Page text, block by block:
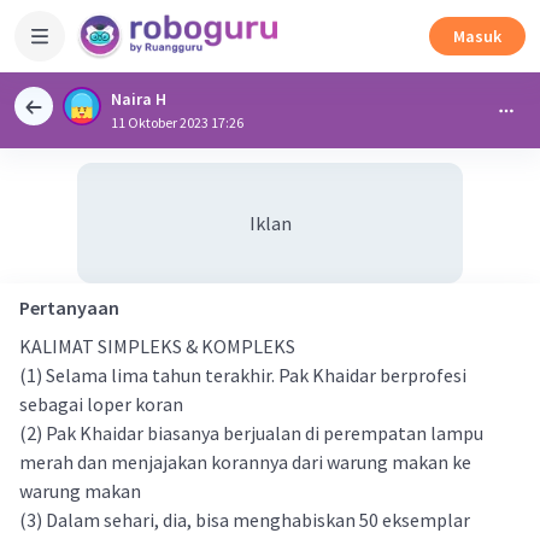
Masuk
Naira H
11 Oktober 2023 17:26
Iklan
Pertanyaan
KALIMAT SIMPLEKS & KOMPLEKS
(1) Selama lima tahun terakhir. Pak Khaidar berprofesi
sebagai loper koran
(2) Pak Khaidar biasanya berjualan di perempatan lampu
merah dan menjajakan korannya dari warung makan ke
warung makan
(3) Dalam sehari, dia, bisa menghabiskan 50 eksemplar